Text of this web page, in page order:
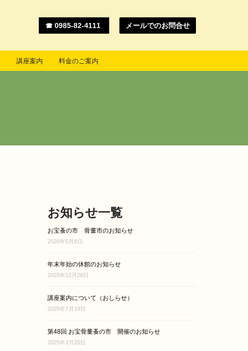
☎ 0985-82-4111 メールでのお問合せ
講座案内 料金のご案内
お知らせ一覧
お宝蚤の市 骨董市のお知らせ
2026年5月8日
年末年始の休館のお知らせ
2025年12月28日
講座案内について（おしらせ）
2025年7月19日
第48回 お宝骨董蚤の市 開催のお知らせ
2025年3月20日